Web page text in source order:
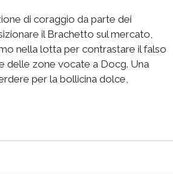
di coraggio da parte dei
il Brachetto sul mercato,
nella lotta per contrastare il falso
delle zone vocate a Docg. Una
per la bollicina dolce,